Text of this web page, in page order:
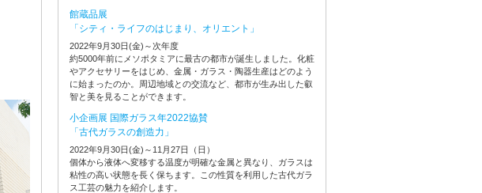
館蔵品展
「シティ・ライフのはじまり、オリエント」
2022年9月30日(金)～次年度
約5000年前にメソポタミアに最古の都市が誕生しました。化粧
やアクセサリーをはじめ、金属・ガラス・陶器生産はどのよう
に始まったのか。周辺地域との交流など、都市が生み出した叡
智と美を見ることができます。
小企画展 国際ガラス年2022協賛
「古代ガラスの創造力」
2022年9月30日(金)～11月27日（日）
個体から液体へ変移する温度が明確な金属と異なり、ガラスは
粘性の高い状態を長く保ちます。この性質を利用した古代ガラ
ス工芸の魅力を紹介します。